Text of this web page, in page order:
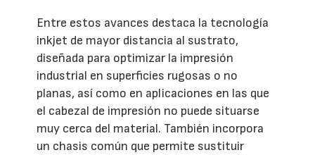
Entre estos avances destaca la tecnología
inkjet de mayor distancia al sustrato,
diseñada para optimizar la impresión
industrial en superficies rugosas o no
planas, así como en aplicaciones en las que
el cabezal de impresión no puede situarse
muy cerca del material. También incorpora
un chasis común que permite sustituir